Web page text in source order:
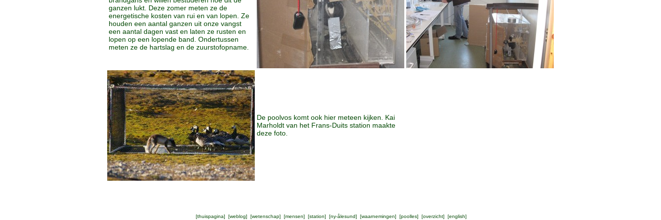
ganzen lukt. Deze zomer meten ze de
energetische kosten van rui en van lopen. Ze
houden een aantal ganzen uit onze vangst
een aantal dagen vast en laten ze rusten en
lopen op een lopende band. Ondertussen
meten ze de hartslag en de zuurstofopname.
De poolvos komt ook hier meteen kijken. Kai
Marholdt van het Frans-Duits station maakte
deze foto.
[thuispagina] [weblog] [wetenschap] [mensen] [station] [ny-ålesund] [waarnemingen] [poolles] [overzicht] [english]